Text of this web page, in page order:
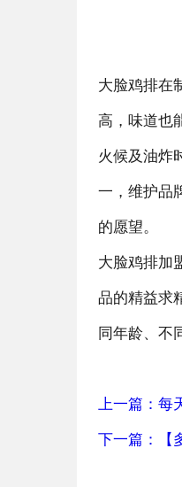
大脸鸡排在
高，味道也
火候及油炸
一，维护品
的愿望。
大脸鸡排加
品的精益求
同年龄、不
上一篇：每
下一篇：【